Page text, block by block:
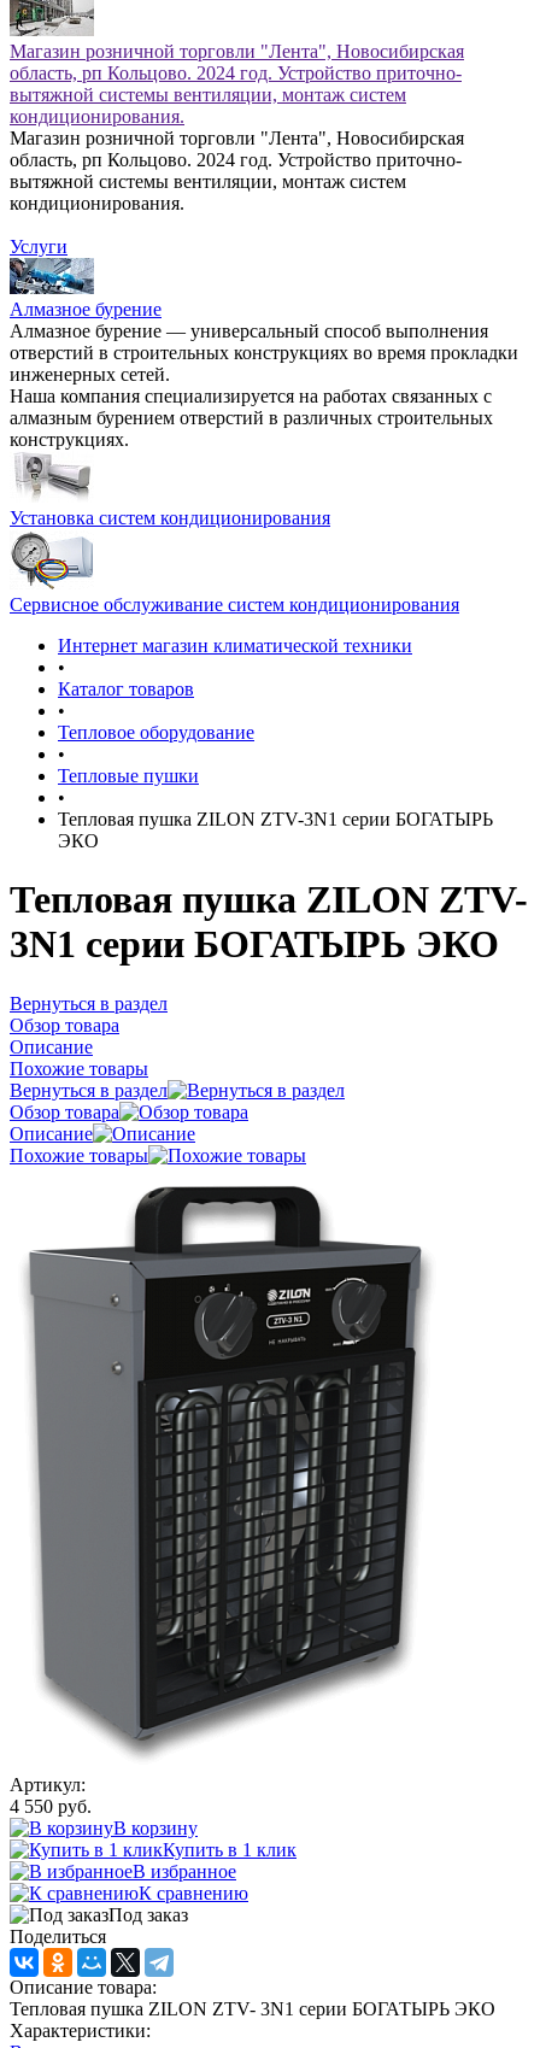
Магазин розничной торговли "Лента", Новосибирская
область, рп Кольцово. 2024 год. Устройство приточно-
вытяжной системы вентиляции, монтаж систем
кондиционирования.
Магазин розничной торговли "Лента", Новосибирская
область, рп Кольцово. 2024 год. Устройство приточно-
вытяжной системы вентиляции, монтаж систем
кондиционирования.
Услуги
Алмазное бурение
Алмазное бурение — универсальный способ выполнения
отверстий в строительных конструкциях во время прокладки
инженерных сетей.
Наша компания специализируется на работах связанных с
алмазным бурением отверстий в различных строительных
конструкциях.
Установка систем кондиционирования
Сервисное обслуживание систем кондиционирования
Интернет магазин климатической техники
•
Каталог товаров
•
Тепловое оборудование
•
Тепловые пушки
•
Тепловая пушка ZILON ZTV-3N1 серии БОГАТЫРЬ
ЭКО
Тепловая пушка ZILON ZTV-
3N1 серии БОГАТЫРЬ ЭКО
Вернуться в раздел
Обзор товара
Описание
Похожие товары
Вернуться в раздел
Обзор товара
Описание
Похожие товары
Артикул:
4 550 руб.
В корзину
Купить в 1 клик
В избранное
К сравнению
Под заказ
Поделиться
Описание товара:
Тепловая пушка ZILON ZTV- 3N1 серии БОГАТЫРЬ ЭКО
Характеристики: